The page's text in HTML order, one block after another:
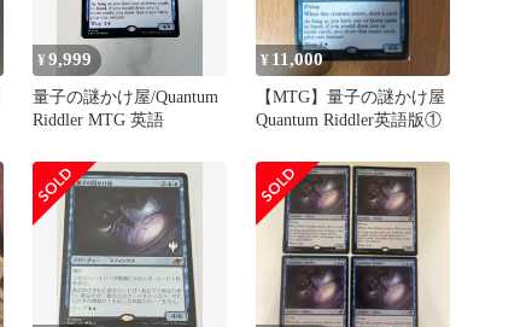
¥9,999
量子の謎かけ屋/Quantum
Riddler MTG 英語
¥ 11,000
【MTG】量子の謎かけ屋
Quantum Riddler英語版①